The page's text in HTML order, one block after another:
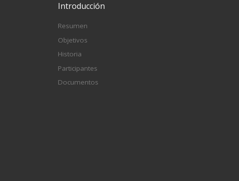
Introducción
Resumen
Objetivos
Historia
Participantes
Documentos